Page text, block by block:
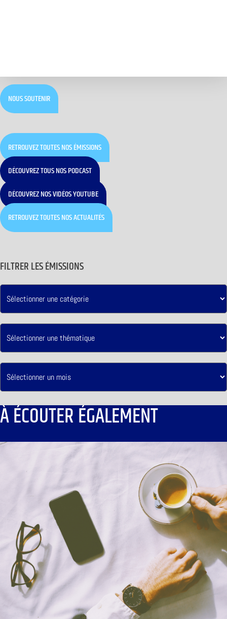
NOUS SOUTENIR
RETROUVEZ TOUTES NOS ÉMISSIONS
DÉCOUVREZ TOUS NOS PODCAST
DÉCOUVREZ NOS VIDÉOS YOUTUBE
RETROUVEZ TOUTES NOS ACTUALITÉS
FILTRER LES ÉMISSIONS
À ÉCOUTER ÉGALEMENT